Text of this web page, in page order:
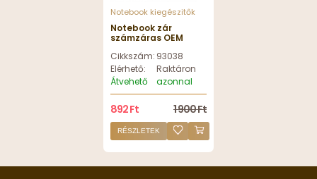
Notebook kiegészitők
Notebook zár
számzáras OEM
Cikkszám: 93038
Elérhető:
Raktáron
Átvehető
azonnal
892 Ft 1 900 Ft
RÉSZLETEK